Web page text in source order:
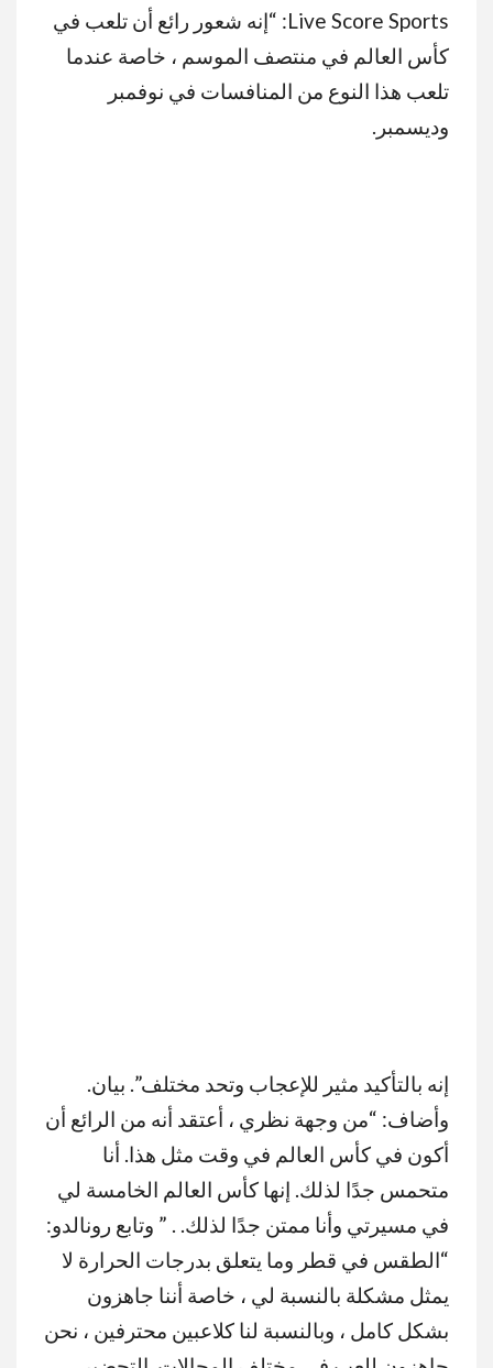
Live Score Sports: “إنه شعور رائع أن تلعب في
كأس العالم في منتصف الموسم ، خاصة عندما
تلعب هذا النوع من المنافسات في نوفمبر
وديسمبر.
إنه بالتأكيد مثير للإعجاب وتحد مختلف”. بيان.
وأضاف: “من وجهة نظري ، أعتقد أنه من الرائع أن
أكون في كأس العالم في وقت مثل هذا. أنا
متحمس جدًا لذلك. إنها كأس العالم الخامسة لي
في مسيرتي وأنا ممتن جدًا لذلك. . ” وتابع رونالدو:
“الطقس في قطر وما يتعلق بدرجات الحرارة لا
يمثل مشكلة بالنسبة لي ، خاصة أننا جاهزون
بشكل كامل ، وبالنسبة لنا كلاعبين محترفين ، نحن